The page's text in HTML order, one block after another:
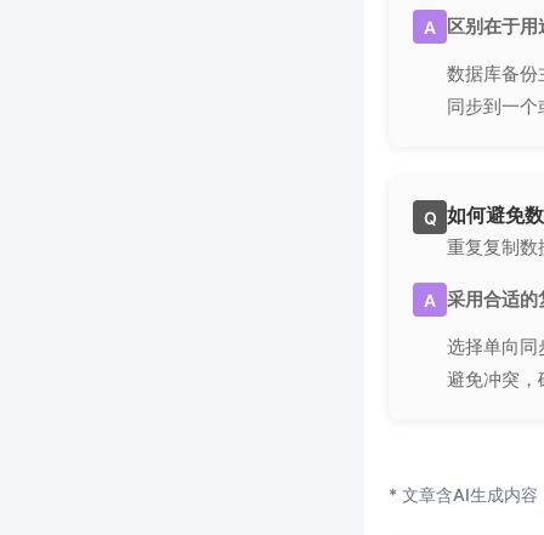
A 区别在于
数据库备份
同步到一
Q 如何避免
重复复制数
A 采用合适的
选择单向同
避免冲突，
* 文章含AI生成内容